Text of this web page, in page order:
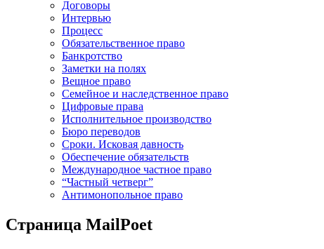
Договоры
Интервью
Процесс
Обязательственное право
Банкротство
Заметки на полях
Вещное право
Семейное и наследственное право
Цифровые права
Исполнительное производство
Бюро переводов
Сроки. Исковая давность
Обеспечение обязательств
Международное частное право
“Частный четверг”
Антимонопольное право
Страница MailPoet